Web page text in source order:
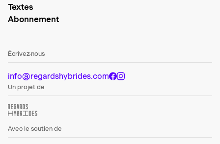
Textes
Abonnement
Écrivez-nous
info@regardshybrides.com
Un projet de
Avec le soutien de